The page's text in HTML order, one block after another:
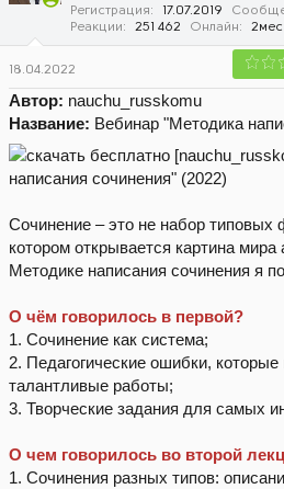
а
л
а
Регистрация 17.07.2019
Реакции
251 462 Онлайн 2мес
18.04.2022
Автор: nauchu_russkomu
Название: Вебинар "Методика
Сочинение – это не набор типовых
котором открывается картина мира
Методике написания сочинения я
О чём говорилось в первой?
1. Сочинение как система;
2. Педагогические ошибки,
талантливые работы;
3. Творческие задания для самых
О чем говорилось во второй
1. Сочинения разных типов: